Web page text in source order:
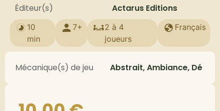
Éditeur(s) Actarus Editions
10
min
7+
2 à 4
joueurs
Français
Mécanique(s) de jeu Abstrait, Ambiance, Dé